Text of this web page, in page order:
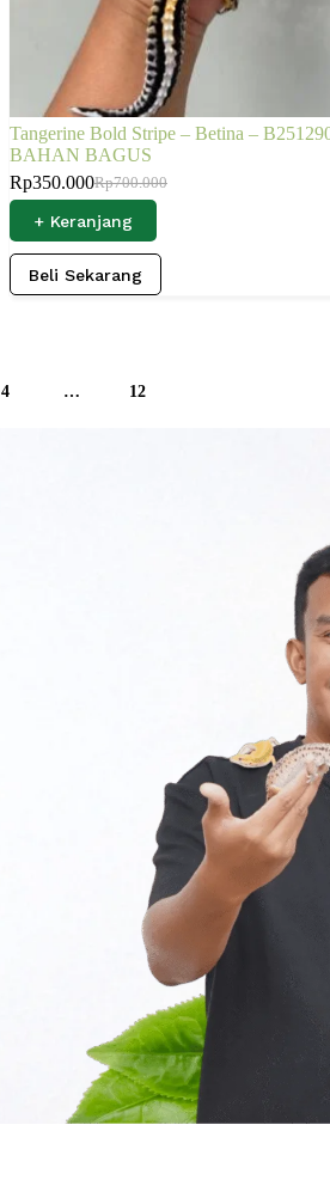
Tangerine Bold Stripe – Betina –
BAHAN BAGUS
Rp700.000
Rp350.000
+ Keranjang
Beli Sekarang
4 … 12